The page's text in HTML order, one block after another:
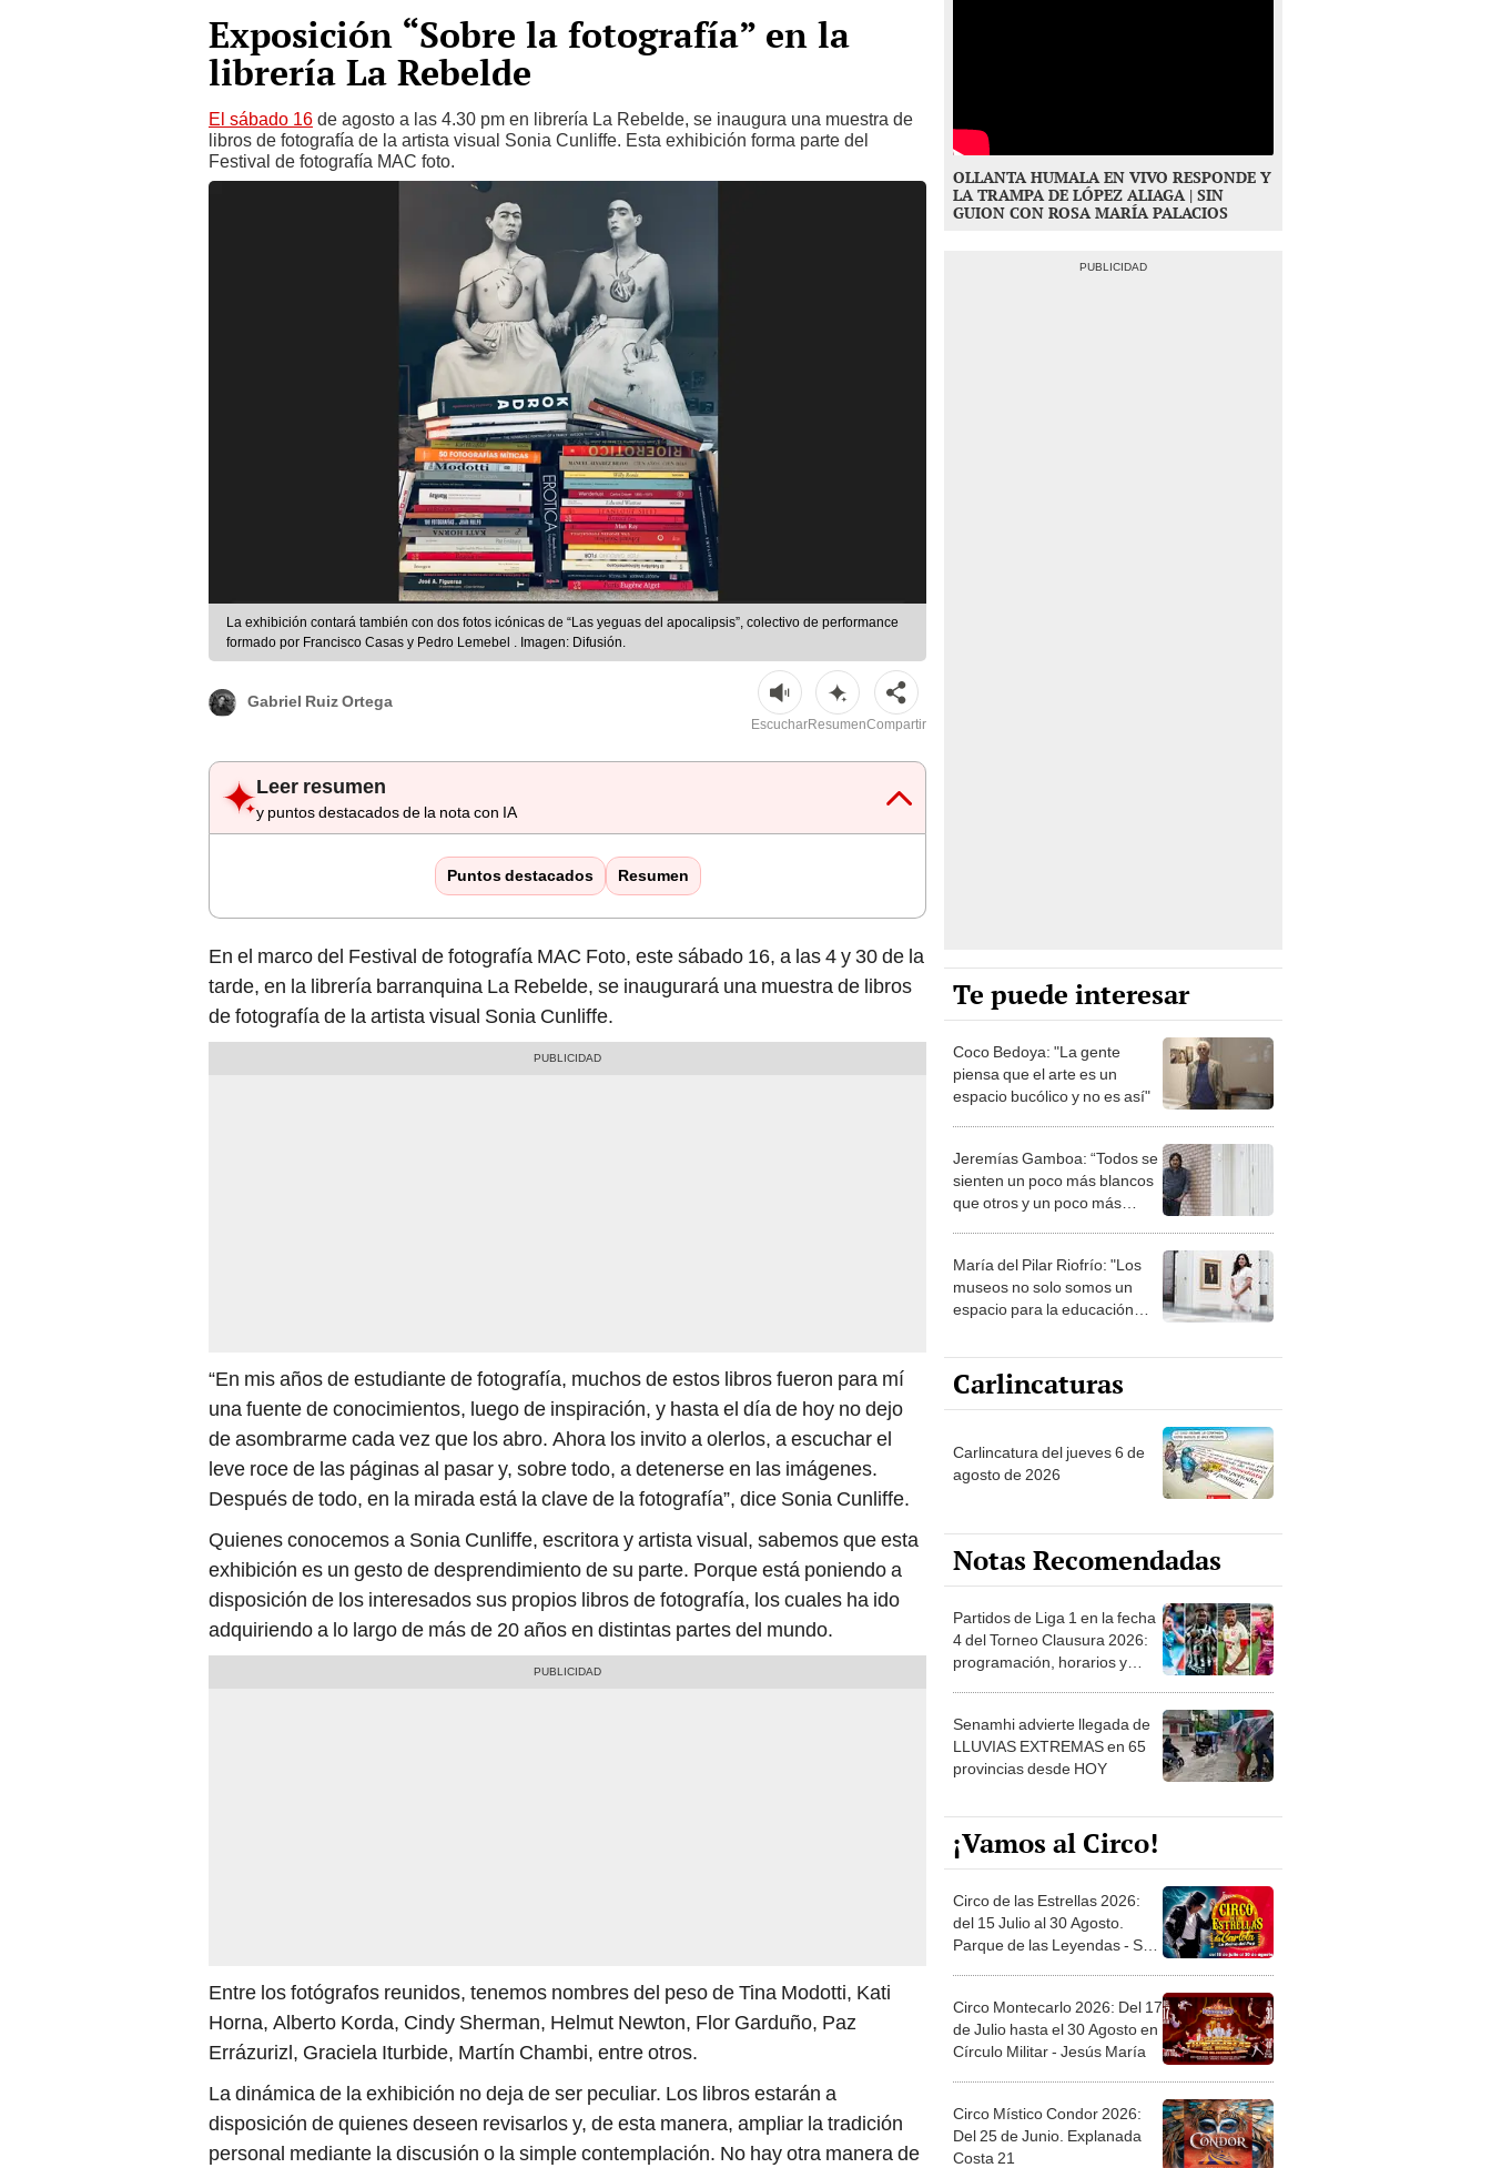
Exposición “Sobre la fotografía” en la
librería La Rebelde
El sábado 16 de agosto a las 4.30 pm en librería La Rebelde, se inaugura una muestra de
libros de fotografía de la artista visual Sonia Cunliffe. Esta exhibición forma parte del
Festival de fotografía MAC foto.
La exhibición contará también con dos fotos icónicas de “Las yeguas del apocalipsis”, colectivo de performance
formado por Francisco Casas y Pedro Lemebel . Imagen: Difusión.
Gabriel Ruiz Ortega
EscucharResumenCompartir
Leer resumen
y puntos destacados de la nota con IA
Puntos destacados Resumen
En el marco del Festival de fotografía MAC Foto, este sábado 16, a las 4 y 30 de la
tarde, en la librería barranquina La Rebelde, se inaugurará una muestra de libros
de fotografía de la artista visual Sonia Cunliffe.
“En mis años de estudiante de fotografía, muchos de estos libros fueron para mí
una fuente de conocimientos, luego de inspiración, y hasta el día de hoy no dejo
de asombrarme cada vez que los abro. Ahora los invito a olerlos, a escuchar el
leve roce de las páginas al pasar y, sobre todo, a detenerse en las imágenes.
Después de todo, en la mirada está la clave de la fotografía”, dice Sonia Cunliffe.
Quienes conocemos a Sonia Cunliffe, escritora y artista visual, sabemos que esta
exhibición es un gesto de desprendimiento de su parte. Porque está poniendo a
disposición de los interesados sus propios libros de fotografía, los cuales ha ido
adquiriendo a lo largo de más de 20 años en distintas partes del mundo.
Entre los fotógrafos reunidos, tenemos nombres del peso de Tina Modotti, Kati
Horna, Alberto Korda, Cindy Sherman, Helmut Newton, Flor Garduño, Paz
Errázurizl, Graciela Iturbide, Martín Chambi, entre otros.
La dinámica de la exhibición no deja de ser peculiar. Los libros estarán a
disposición de quienes deseen revisarlos y, de esta manera, ampliar la tradición
personal mediante la discusión o la simple contemplación. No hay otra manera de
OLLANTA HUMALA EN VIVO RESPONDE Y
LA TRAMPA DE LÓPEZ ALIAGA | SIN
GUION CON ROSA MARÍA PALACIOS
Te puede interesar
Coco Bedoya: "La gente
piensa que el arte es un
espacio bucólico y no es así"
Jeremías Gamboa: “Todos se
sienten un poco más blancos
que otros y un poco más
María del Pilar Riofrío: "Los
museos no solo somos un
espacio para la educación
educación en general"
Carlincaturas
Carlincatura del jueves 6 de
agosto de 2026
Notas Recomendadas
Partidos de Liga 1 en la fecha
4 del Torneo Clausura 2026:
programación, horarios y
Senamhi advierte llegada de
LLUVIAS EXTREMAS en 65
provincias desde HOY
¡Vamos al Circo!
Circo de las Estrellas 2026:
del 15 Julio al 30 Agosto.
Parque de las Leyendas - San
Circo Montecarlo 2026: Del 17
de Julio hasta el 30 Agosto en
Círculo Militar - Jesús María
Circo Místico Condor 2026:
Del 25 de Junio. Explanada
Costa 21